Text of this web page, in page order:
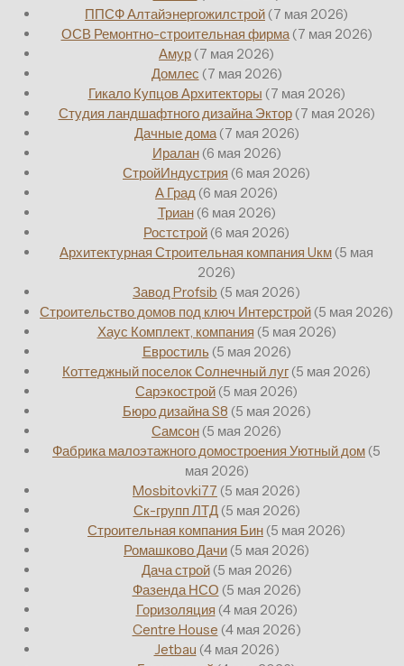
ППСФ Алтайэнергожилстрой (7 мая 2026)
ОСВ Ремонтно-строительная фирма (7 мая 2026)
Амур (7 мая 2026)
Домлес (7 мая 2026)
Гикало Купцов Архитекторы (7 мая 2026)
Студия ландшафтного дизайна Эктор (7 мая 2026)
Дачные дома (7 мая 2026)
Иралан (6 мая 2026)
СтройИндустрия (6 мая 2026)
А Град (6 мая 2026)
Триан (6 мая 2026)
Ростстрой (6 мая 2026)
Архитектурная Строительная компания Uкм (5 мая
2026)
Завод Profsib (5 мая 2026)
Строительство домов под ключ Интерстрой (5 мая 2026)
Хаус Комплект, компания (5 мая 2026)
Евростиль (5 мая 2026)
Коттеджный поселок Солнечный луг (5 мая 2026)
Сарэкострой (5 мая 2026)
Бюро дизайна S8 (5 мая 2026)
Самсон (5 мая 2026)
Фабрика малоэтажного домостроения Уютный дом (5
мая 2026)
Mosbitovki77 (5 мая 2026)
Ск-групп ЛТД (5 мая 2026)
Строительная компания Бин (5 мая 2026)
Ромашково Дачи (5 мая 2026)
Дача строй (5 мая 2026)
Фазенда НСО (5 мая 2026)
Горизоляция (4 мая 2026)
Centre House (4 мая 2026)
Jetbau (4 мая 2026)